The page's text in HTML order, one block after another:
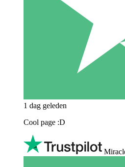
1 dag geleden
Cool page :D